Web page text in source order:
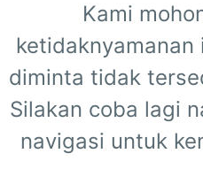
Kami
ketidaknyamanan
diminta tidak
Silakan coba lagi
navigasi untuk